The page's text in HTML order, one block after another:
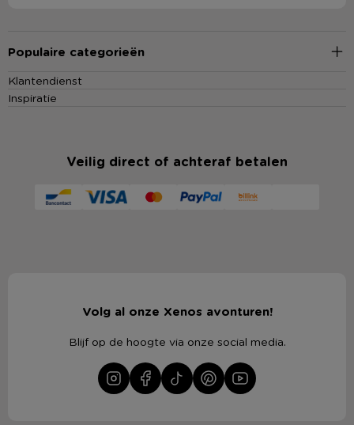
Populaire categorieën
Klantendienst
Inspiratie
Veilig direct of achteraf betalen
Volg al onze Xenos avonturen!
Blijf op de hoogte via onze social media.